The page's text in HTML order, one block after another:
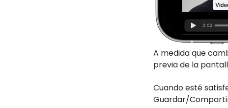
A medida que
previa de la
Cuando esté
Guardar/